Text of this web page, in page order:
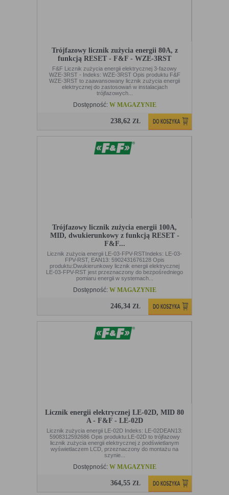
Trójfazowy licznik zużycia energii 80A, z
funkcją RESET - F&F - WZE-3RST
F&F Licznik zużycia energii elektrycznej 3-fazowy
WZE-3RST - Indeks: WZE-3RST Opis produktu F&F
WZE-3RST to zaawansowany licznik zużycia energii
elektrycznej do zastosowań w instalacjach
trójfazowych...
Dostępność: W MAGAZYNIE
238,62 ZŁ
Trójfazowy licznik zużycia energii 100A,
MID, dwukierunkowy z funkcją RESET -
F&F...
Licznik zużycia energii LE-03-FPV-RSTIndeks: LE-03-
FPV-RST, EAN13: 5902431676128 Opis
produktu:Dwukierunkowy licznik energii elektrycznej
LE-03-FPV-RST jest przeznaczony do bezpośredniego
pomiaru energii w systemach...
Dostępność: W MAGAZYNIE
246,34 ZŁ
Licznik energii elektrycznej LE-02D, MID 80
A - F&F - LE-02D
Licznik zużycia energii LE-02D Indeks: LE-02DEAN13:
5908312592686 Opis produktu:LE-02D to trójfazowy
licznik zużycia energii elektrycznej z podświetlanym
wyświetlaczem LCD, przeznaczony do montażu na
szynie...
Dostępność: W MAGAZYNIE
364,55 ZŁ